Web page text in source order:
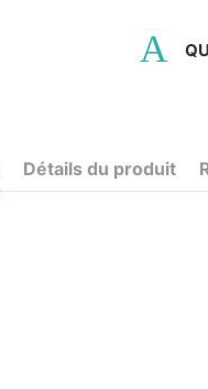
Détails du produit